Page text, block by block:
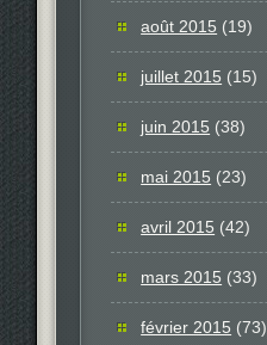
août 2015 (19)
juillet 2015 (15)
juin 2015 (38)
mai 2015 (23)
avril 2015 (42)
mars 2015 (33)
février 2015 (73)